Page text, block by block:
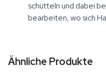
schütteln und dabei
bearbeiten, wo sich
Ähnliche Produkte